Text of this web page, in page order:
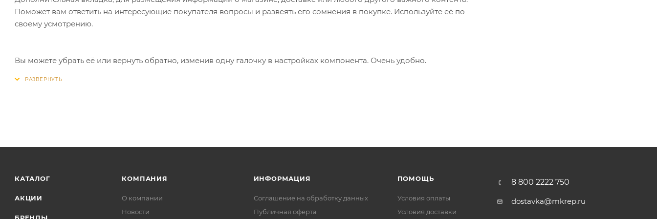
Поможет вам ответить на интересующие покупателя вопросы и развеять его сомнения в покупке. Используйте её по
своему усмотрению.
Вы можете убрать её или вернуть обратно, изменив одну галочку в настройках компонента. Очень удобно.
КАТАЛОГ
АКЦИИ
КОМПАНИЯ
О компании
Новости
ИНФОРМАЦИЯ
Соглашение на обработку данных
Публичная оферта
ПОМОЩЬ
Условия оплаты
Условия доставки
8 800 2222 750
dostavka@mkrep.ru